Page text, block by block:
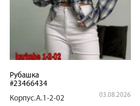
Рубашка
#23466434
Корпус.А.1-2-02
03.08.2026